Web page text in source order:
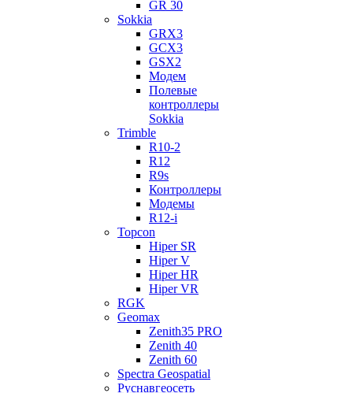
GR 30
Sokkia
GRX3
GCX3
GSX2
Модем
Полевые
контроллеры
Sokkia
Trimble
R10-2
R12
R9s
Контроллеры
Модемы
R12-i
Topcon
Hiper SR
Hiper V
Hiper HR
Hiper VR
RGK
Geomax
Zenith35 PRO
Zenith 40
Zenith 60
Spectra Geospatial
Руснавгеосеть